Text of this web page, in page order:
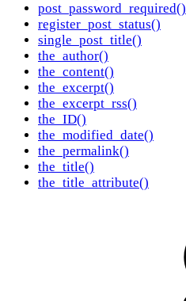
post_password_required()
register_post_status()
single_post_title()
the_author()
the_content()
the_excerpt()
the_excerpt_rss()
the_ID()
the_modified_date()
the_permalink()
the_title()
the_title_attribute()